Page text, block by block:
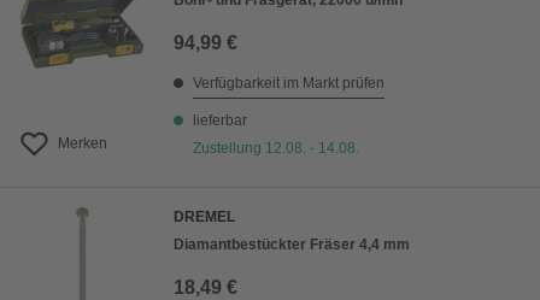
Merken
94,99 €
Verfügbarkeit im Markt prüfen
lieferbar
Zustellung 12.08. - 14.08.
DREMEL
Diamantbestückter Fräser 4,4 mm
18,49 €